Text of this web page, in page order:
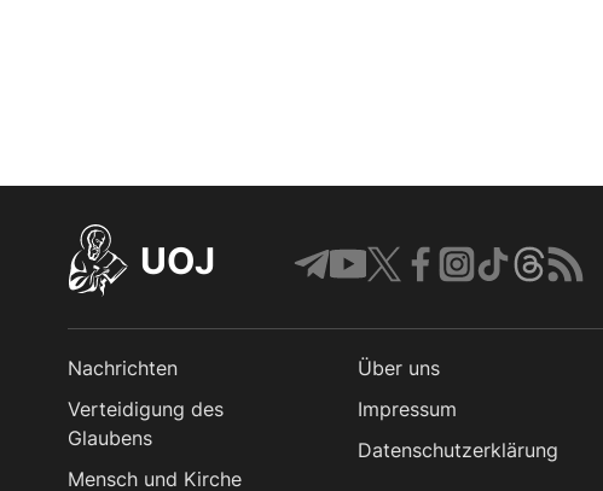
UOJ
Nachrichten
Verteidigung des
Glaubens
Mensch und Kirche
Über uns
Impressum
Datenschutzerklärung